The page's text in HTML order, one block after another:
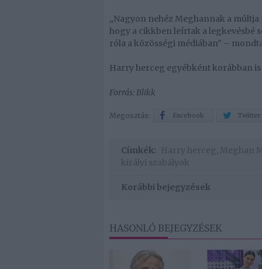
„Nagyon nehéz Meghannak a
hogy a cikkben leírtak a legkevésbé
róla a közösségi médiában” –
Harry herceg egyébként korábban
Forrás: Blikk
Megosztás: Facebook Twitter
Címkék: Harry herceg Meghan
királyi szabályok
Korábbi bejegyzések
HASONLÓ BEJEGYZÉSEK